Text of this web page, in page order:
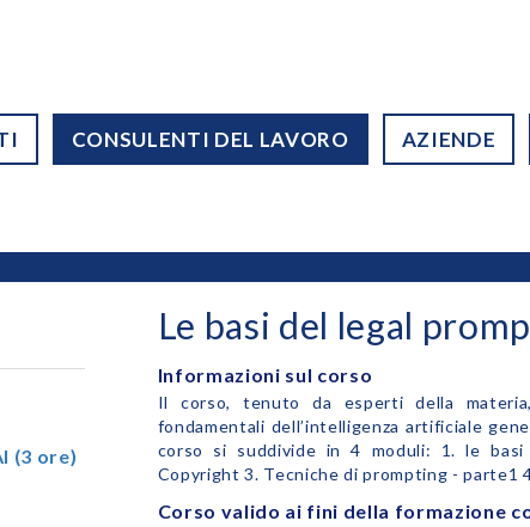
CONSULENTI DEL LAVORO AZIENDE
(3 ore)
Le basi del legal
Informazioni sul corso
Il corso, tenuto da esperti della
fondamentali dell’intelligenza artificiale
corso si suddivide in 4 moduli: 1. le
Copyright 3. Tecniche di prompting - parte1
Corso valido ai fini della formazione